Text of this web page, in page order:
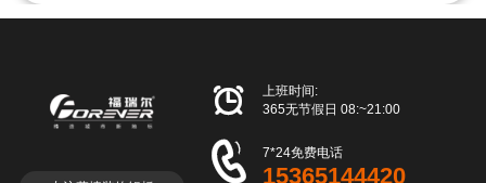

上班时间:
365无节假日 08:~21:00
 7*24免费电话
15365144420